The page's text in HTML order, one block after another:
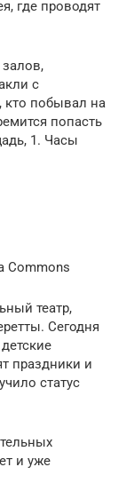
где проводят
залов,
с
побывал на
попасть
1. Часы
Commons
театр,
Сегодня
праздники и
статус
и уже